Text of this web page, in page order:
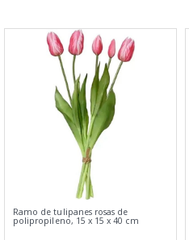
Ramo de tulipanes rosas de
polipropileno, 15 x 15 x 40 cm